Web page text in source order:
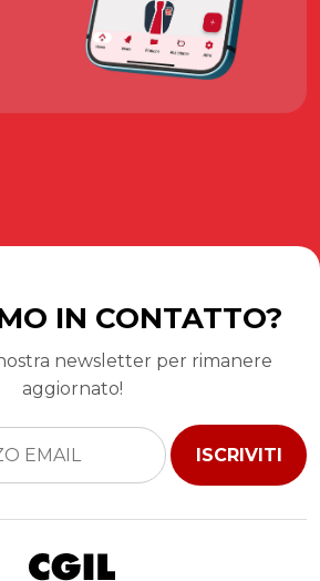
IN CONTATTO?
newsletter per rimanere
aggiornato!
ISCRIVITI